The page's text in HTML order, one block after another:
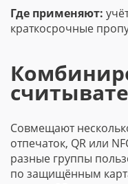
Где применяют:
краткосрочные
Совмещают
отпечаток, QR или
разные группы
по защищённым